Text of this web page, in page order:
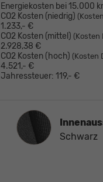
Energiekosten bei 15.000
CO2 Kosten (niedrig)
1.233,- €
CO2 Kosten (mittel) (Kosten
2.928,38 €
CO2 Kosten (hoch) (Kosten
4.521,- €
Jahressteuer: 119,- €
Innenausstattung
Schwarz